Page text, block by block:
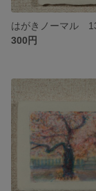
はがきノーマル
300円